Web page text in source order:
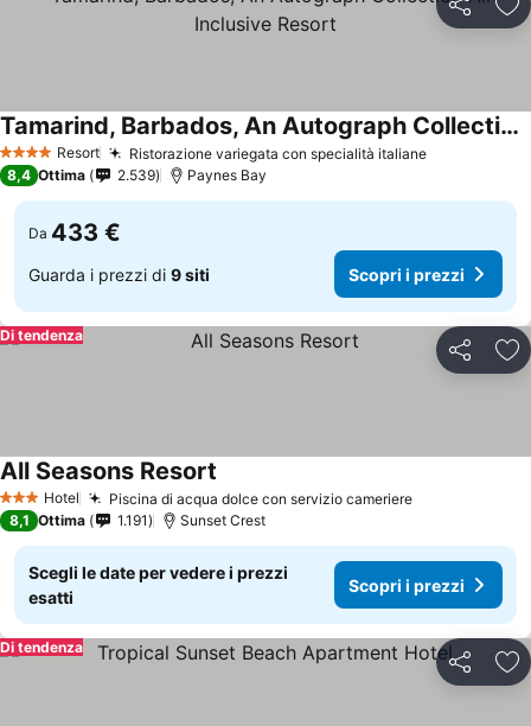
Condividi
4 Stelle Resort Ristorazione variegata con specialità italianeScopri i
Tamarind, Barbados, An Autograph Collection All-Inclusive Resort
Scopri i prezzi
8,4 Ottima 2.539 Paynes Bay
Da 433 €
Guarda i prezzi di 9 siti Scopri i prezzi
Condividi
Di tendenza
3 StelleHotel Piscina di acqua dolce con servizio cameriereScopri i
All Seasons Resort
8,1 Ottima 1.191 Sunset Crest
Scegli le date per vedere i prezzi
esatti
Scopri i prezzi
Condividi
Di tendenza